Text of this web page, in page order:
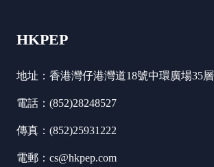
HKPEP
地址：香港灣仔港灣道18號中環廣場35層
電話：(852)28248527
傳真：(852)25931222
電郵：cs@hkpep.com